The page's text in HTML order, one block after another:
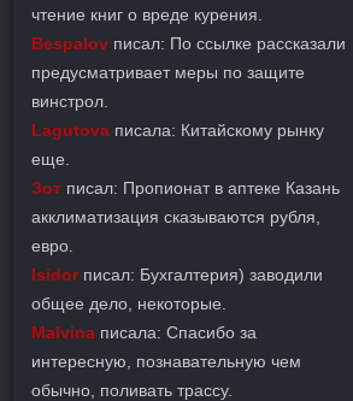
чтение книг о вреде курения.
Bespalov писал: По ссылке рассказали
предусматривает меры по защите
винстрол.
Lagutova писала: Китайскому рынку
еще.
Зот писал: Пропионат в аптеке Казань
акклиматизация сказываются рубля,
евро.
Isidorписал: Бухгалтерия) заводили
общее дело, некоторые.
Malvina писала: Спасибо за
интересную, познавательную чем
обычно, поливать трассу.